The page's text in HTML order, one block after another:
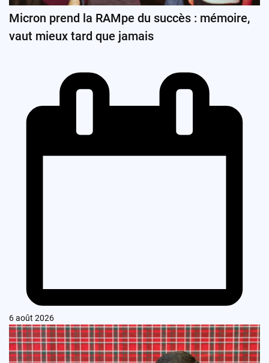
Micron prend la RAMpe du succès : mémoire,
vaut mieux tard que jamais
6 août 2026